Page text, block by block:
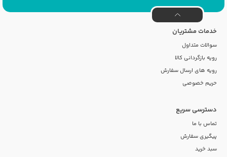
خدمات مشتریان
سوالات متداول
رویه بازگردانی کالا
رویه های ارسال سفارش
حریم خصوصی
دسترسی سریع
تماس با ما
پیگیری سفارش
سبد خرید